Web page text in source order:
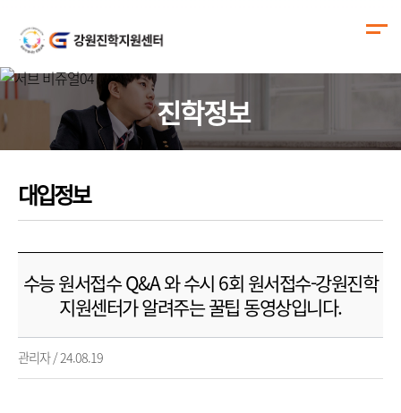
진학정보
대입정보
수능 원서접수 Q&A 와 수시 6회 원서접수-강원진학
지원센터가 알려주는 꿀팁 동영상입니다.
관리자 / 24.08.19